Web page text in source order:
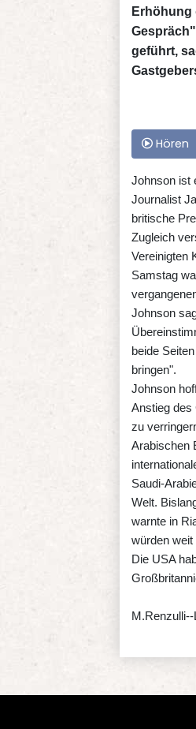
Erhöhung
geführt,
Hören
Johnson ist
Journalist
britische
Zugleich
Vereinigten
Samstag
Johnson
beide
bringen".
Johnson
Anstieg des
zu
Arabischen
Saudi-
Welt.
warnte in
würden
Die USA